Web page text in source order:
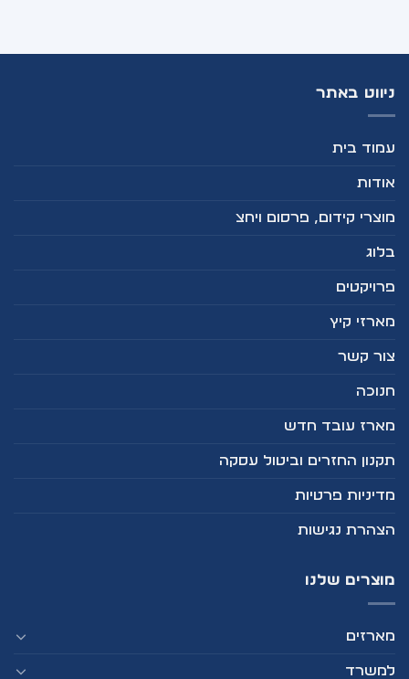
ניווט באתר
עמוד בית
אודות
מוצרי קידום, פרסום ויחצ
בלוג
פרויקטים
מארזי קיץ
צור קשר
חנוכה
מארז עובד חדש
תקנון החזרים וביטול עסקה
מדיניות פרטיות
הצהרת נגישות
מוצרים שלנו
מארזים
למשרד